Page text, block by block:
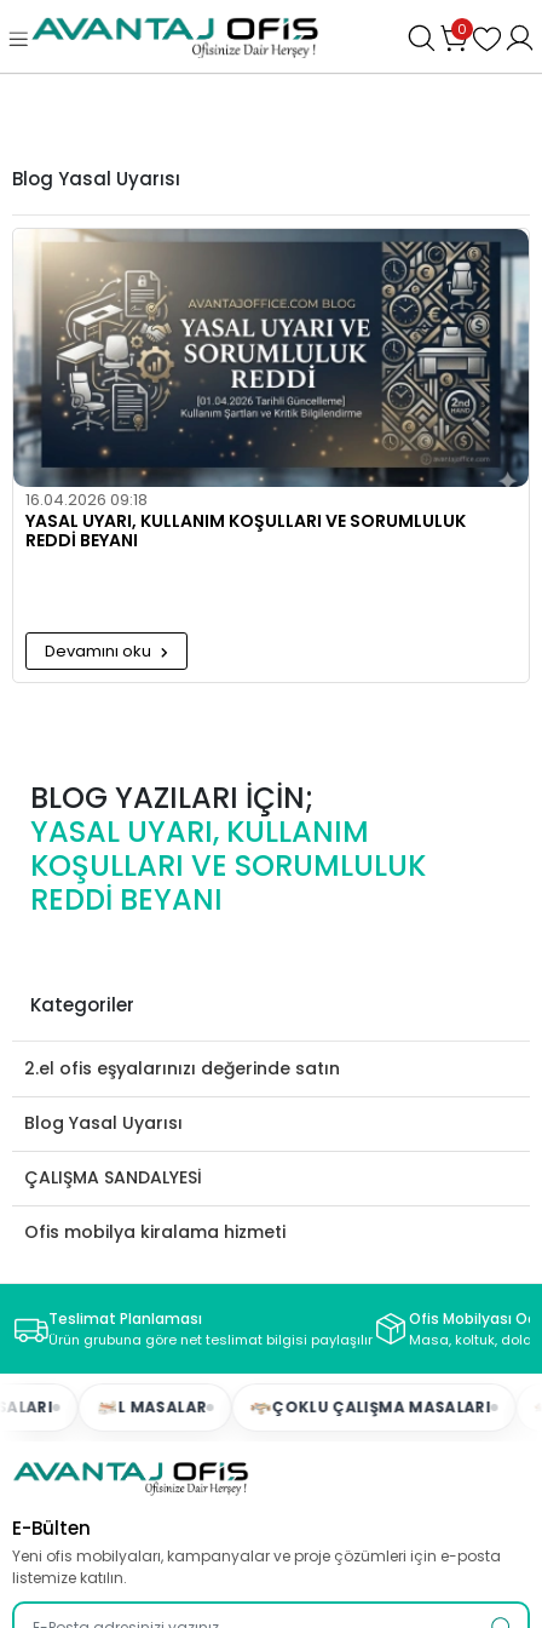
0
Blog Yasal Uyarısı
16.04.2026 09:18
YASAL UYARI, KULLANIM KOŞULLARI VE SORUMLULUK
REDDİ BEYANI
Devamını oku
BLOG YAZILARI İÇİN;
YASAL UYARI, KULLANIM
KOŞULLARI VE SORUMLULUK
REDDİ BEYANI
Kategoriler
2.el ofis eşyalarınızı değerinde satın
Blog Yasal Uyarısı
ÇALIŞMA SANDALYESİ
Ofis mobilya kiralama hizmeti
Teslimat Planlaması
Ürün grubuna göre net teslimat bilgisi paylaşılır
Ofis Mobilyası
Masa, koltuk,
L MASALAR ÇOKLU ÇALIŞMA MASALARI
E-Bülten
Yeni ofis mobilyaları, kampanyalar ve proje çözümleri için e-posta
listemize katılın.